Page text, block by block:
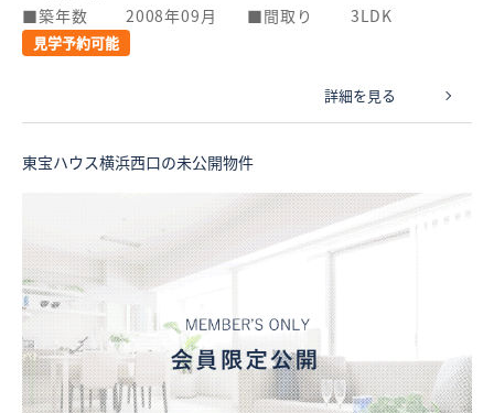
築年数
2008年09月 間取り 3LDK
見学予約可能
詳細を見る
東宝ハウス横浜西口の未公開物件